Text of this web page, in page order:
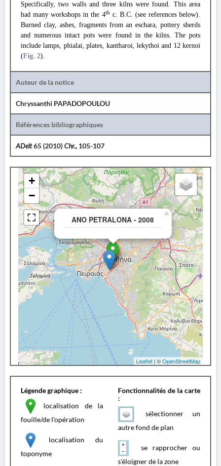
Specifically, two walls and three kilns were found. This area
had many workshops in the 4thc. B.C. (see references below).
Burned clay, ashes, fragments from an eschara, pottery sherds
and numerous intact pots were found in the kilns. The pots
include lamps, phialai, plates, kantharoi, lekythoi and 12 kernoi
(Fig. 2).
Auteur de la notice
Chryssanthi PAPADOPOULOU
Références bibliographiques
ADelt65 (2010)Chr., 105-107
ANO PETRALONA - 2008
×
+
−
Leaflet | ©OpenStreetMap
Légende graphique :
localisation de la
fouille/de l'opération
localisation du
toponyme
Fonctionnalités de la carte
:
sélectionner un
autre fond de plan
se rapprocher ou
s'éloigner de la zone